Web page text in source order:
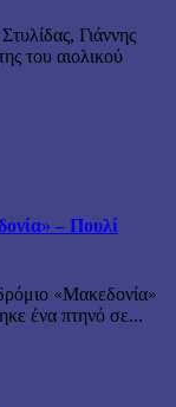
Γιάννης
του αιολικού
– Πουλί
«Μακεδονία»
ένα πτηνό σε...